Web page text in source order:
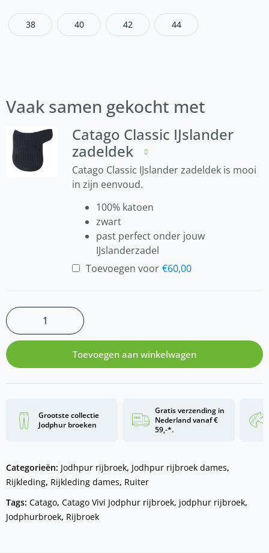
38 40 42 44
Vaak samen gekocht met
Catago Classic IJslander
zadeldek
Catago Classic IJslander zadeldek is mooi
in zijn eenvoud.
100% katoen
zwart
past perfect onder jouw
IJslanderzadel
Toevoegen voor €60,00
Toevoegen aan winkelwagen
Grootste collectie
Jodphur broeken
Gratis verzending in
Nederland vanaf €
59,-*.
Categorieën: Jodhpur rijbroek, Jodhpur rijbroek dames,
Rijkleding, Rijkleding dames, Ruiter
Tags: Catago, Catago Vivi Jodphur rijbroek, jodphur rijbroek,
Jodphurbroek, Rijbroek